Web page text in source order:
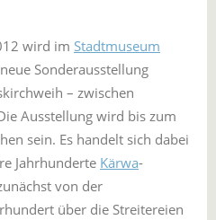
wird im Stadtmuseum
Sonderausstellung
– zwischen
Ausstellung wird bis zum
sein. Es handelt sich dabei
Jahrhunderte Kärwa-
von der
über die Streitereien